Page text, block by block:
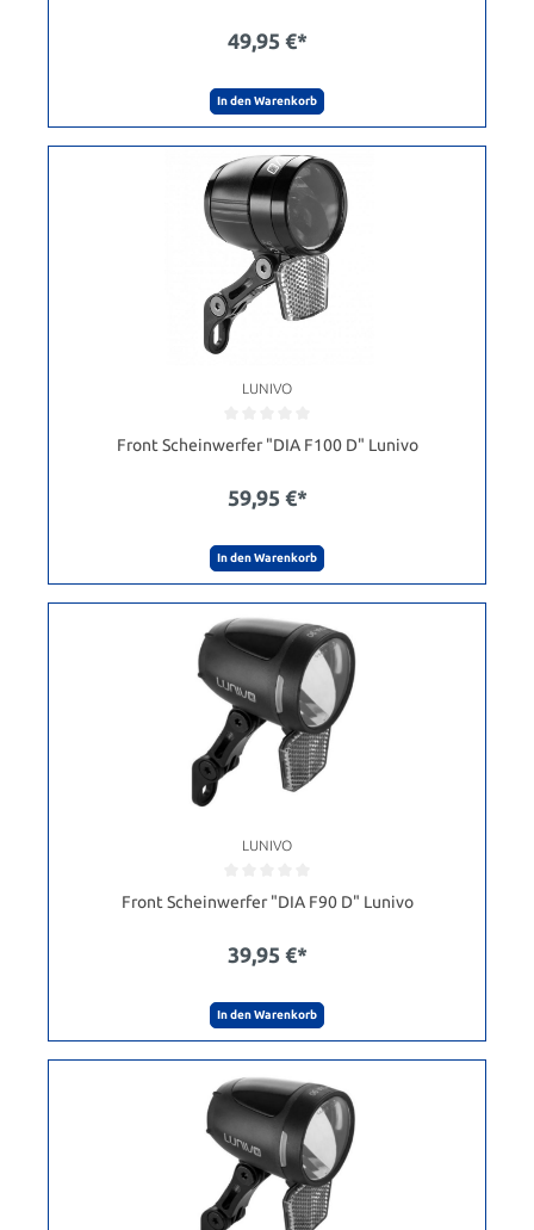
49,95 €*
In den Warenkorb
LUNIVO
Front Scheinwerfer "DIA F100 D" Lunivo
59,95 €*
In den Warenkorb
LUNIVO
Front Scheinwerfer "DIA F90 D" Lunivo
39,95 €*
In den Warenkorb